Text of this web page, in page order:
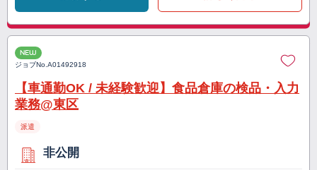
NEW
ジョブNo.A01492918
【車通勤OK / 未経験歓迎】食品倉庫の検品・入力
業務@東区
派遣
非公開